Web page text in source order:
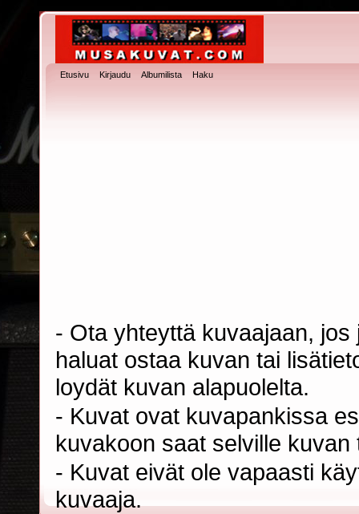
Etusivu Kirjaudu Albumilista Haku
- Ota yhteyttä kuvaajaan,
haluat ostaa kuvan tai
loydät kuvan alapuolelta.
- Kuvat ovat kuvapankissa
kuvakoon saat selville
- Kuvat eivät ole vapaasti
kuvaaja.